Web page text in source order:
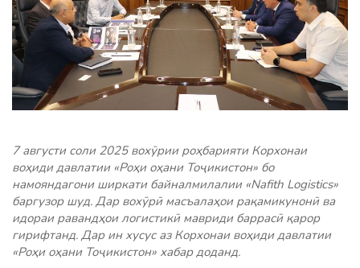
7 августи соли 2025 вохӯрии роҳбарияти Корхонаи
воҳиди давлатии «Роҳи оҳани Тоҷикистон» бо
намояндагони ширкати байналмилалии «Nafith Logistics»
баргузор шуд. Дар вохӯрӣ масъалаҳои рақамикунонӣ ва
идораи равандҳои логистикӣ мавриди баррасӣ қарор
гирифтанд. Дар ин хусус аз Корхонаи воҳиди давлатии
«Роҳи оҳани Тоҷикистон» хабар доданд.